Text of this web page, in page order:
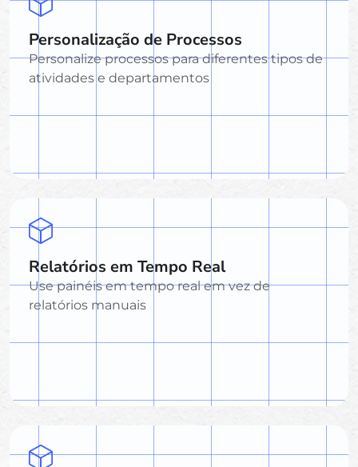
Personalização de Processos
Personalize processos para diferentes tipos de
atividades e departamentos
Relatórios em Tempo Real
Use painéis em tempo real em vez de
relatórios manuais